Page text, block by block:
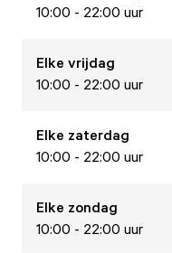
10:00 - 22:00 uur
Elke vrijdag
10:00 - 22:00 uur
Elke zaterdag
10:00 - 22:00 uur
Elke zondag
10:00 - 22:00 uur